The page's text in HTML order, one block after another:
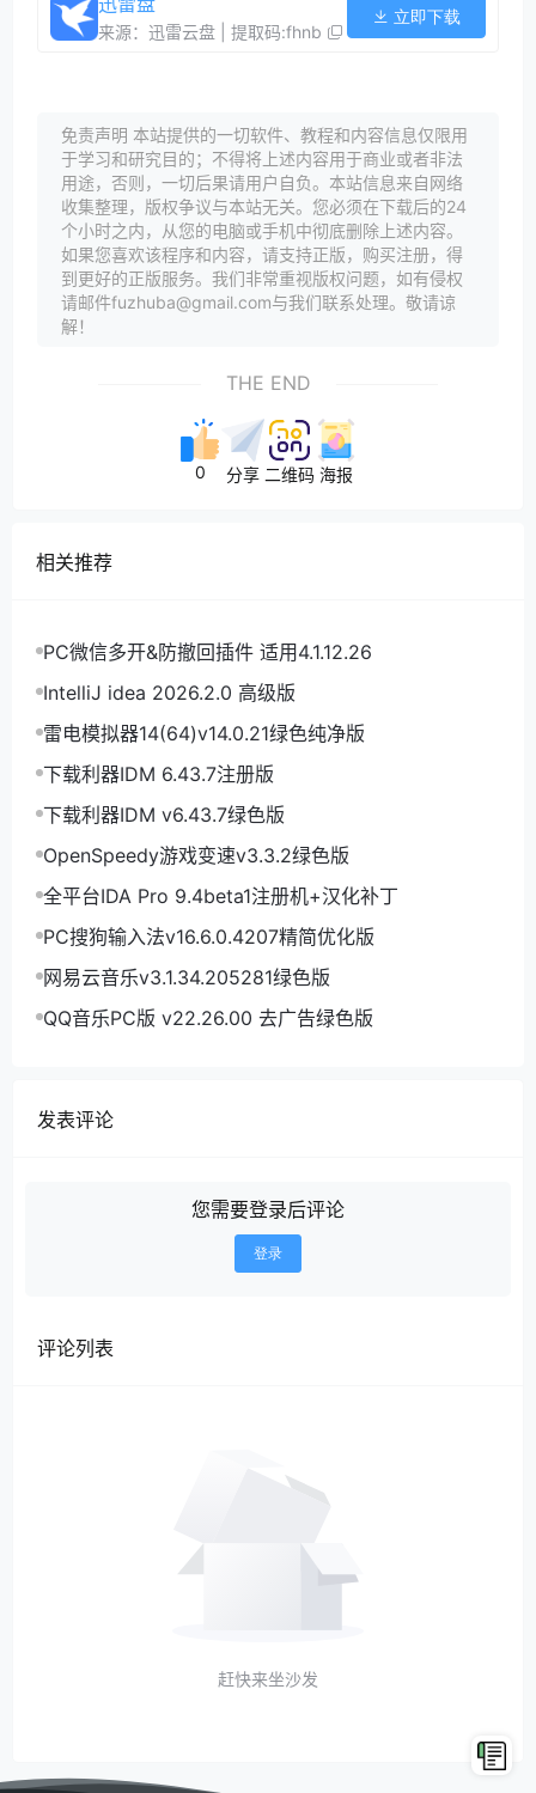
来源：迅雷云盘 | 提取码:fhnb
立即下载
免责声明 本站提供的一切软件、教程和内容信息仅限用
于学习和研究目的；不得将上述内容用于商业或者非法
用途，否则，一切后果请用户自负。本站信息来自网络
收集整理，版权争议与本站无关。您必须在下载后的24
个小时之内，从您的电脑或手机中彻底删除上述内容。
如果您喜欢该程序和内容，请支持正版，购买注册，得
到更好的正版服务。我们非常重视版权问题，如有侵权
请邮件fuzhuba@gmail.com与我们联系处理。敬请谅
解！
THE END
0 分享 二维码 海报
相关推荐
PC微信多开&防撤回插件 适用4.1.12.26
IntelliJ idea 2026.2.0 高级版
雷电模拟器14(64)v14.0.21绿色纯净版
下载利器IDM 6.43.7注册版
下载利器IDM v6.43.7绿色版
OpenSpeedy游戏变速v3.3.2绿色版
全平台IDA Pro 9.4beta1注册机+汉化补丁
PC搜狗输入法v16.6.0.4207精简优化版
网易云音乐v3.1.34.205281绿色版
QQ音乐PC版 v22.26.00 去广告绿色版
发表评论
您需要登录后评论
登录
评论列表
赶快来坐沙发